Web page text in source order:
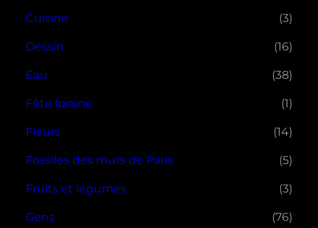
Cuisine (3)
Dessin (16)
Eau (38)
Fête foraine (1)
Fleurs (14)
Fossiles des murs de Paris (5)
Fruits et légumes (3)
Gens (76)